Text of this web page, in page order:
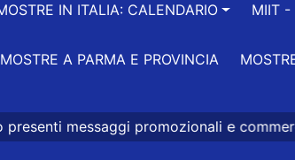
IN ITALIA: CALENDARIO MIIT -
MOSTRE A PARMA E PROVINCIA
e commerciali